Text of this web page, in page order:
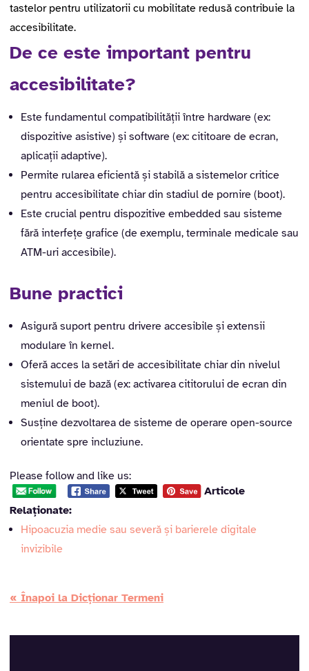
tastelor pentru utilizatorii cu mobilitate redusă contribuie la
accesibilitate.
De ce este important pentru
accesibilitate?
Este fundamentul compatibilității între hardware (ex:
dispozitive asistive) și software (ex: cititoare de ecran,
aplicații adaptive).
Permite rularea eficientă și stabilă a sistemelor critice
pentru accesibilitate chiar din stadiul de pornire (boot).
Este crucial pentru dispozitive embedded sau sisteme
fără interfețe grafice (de exemplu, terminale medicale sau
ATM-uri accesibile).
Bune practici
Asigură suport pentru drivere accesibile și extensii
modulare în kernel.
Oferă acces la setări de accesibilitate chiar din nivelul
sistemului de bază (ex: activarea cititorului de ecran din
meniul de boot).
Susține dezvoltarea de sisteme de operare open-source
orientate spre incluziune.
Please follow and like us:
Articole
Relaționate:
Hipoacuzia medie sau severă și barierele digitale
invizibile
« Înapoi la Dicționar Termeni